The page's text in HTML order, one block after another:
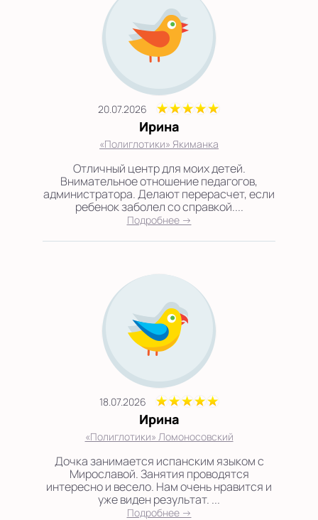
20.07.2026
Ирина
«Полиглотики» Якиманка
Отличный центр для моих детей.
Внимательное отношение педагогов,
администратора. Делают перерасчет, если
ребенок заболел со справкой....
Подробнее →
18.07.2026
Ирина
«Полиглотики» Ломоносовский
Дочка занимается испанским языком с
Мирославой. Занятия проводятся
интересно и весело. Нам очень нравится и
уже виден результат. ...
Подробнее →